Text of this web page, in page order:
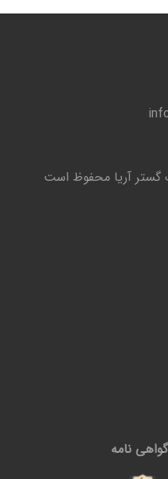
آریا محفوظ است
گواهی نامه